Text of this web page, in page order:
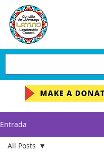
Entrada
All Posts